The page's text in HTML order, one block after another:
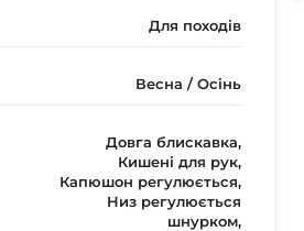
Для походів
Весна / Осінь
Довга блискавка,
Кишені для рук,
Капюшон регулюється,
Низ регулюється
шнурком,